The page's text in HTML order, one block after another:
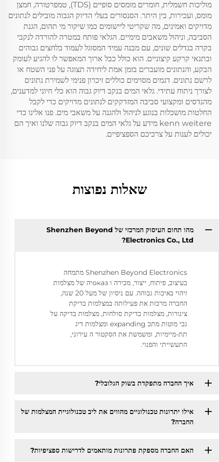
מוליכות חשמלית, חומרים מומסים סופיים (TDS), טמפרטורה, חמצן
מומס, ועכירות, בין היתר. הסנסורים בעלי הדיוק הגבוה מובילים לנתונים
מדויקים ואמינים, מה שקריטי ליישומים כמו שיקור מי תהום, הגנת
הסביבה, וניהול משאבים מימיים. הגלאי פותח במטרה להורדה לנקבי
בקרה בגדלים שונים, עם מבנה עמיד המסוגל לעמוד בלחצים גבוהים
ובתנאי קרקע קיצוניים. הוא כולל כבל ארוך המאפשר לו להגיע לעומק
הבקע, והנתונים מועברים בזמן אמת ליחידה תצוגה על פני השטח או
לרשם נתונים. דגמים מסוימים כוללים זיכרון פנימי לשמירת נתונים
לצורך ניתוח עתידי. גלאי המים בנקב דיוק גבוה הוא כלי חיוני למדענים,
מהנדסים ומקצועי סביבה המזדקקים לנתונים מדויקים כדי לקבל
החלטות מושכלות בנוגע לניהול ולהגנה על משאבי מים. פנו אלינו כדי
kenn weitere מידע על גלאי המים בנקב דיוק גבוה שלנו ואיך הם
יכולים לענות על צרכיכם הספציפיים.
שאלות נפוצות
מהו תחום העיסוק המרכזי של Shenzhen Beyond
Electronics Co., Ltd?
Shenzhen Beyond Electronics מתמחה
בעיצוב, פיתוח, ייצור, מכירה ו оказיה של מצלמות
זיהוי באיכות גבוהה. עם ניסיון של מעל 20 שנה,
החברה מרכזת את פעילותה במצלמות בדיקת
צינורות, מצלמות בדיקת סולחות, מצלמות בדיקה על
גבי מוטות מתכ expanding ומצלמות דיג
תת-מיימיות, ומשמשת את הסקטור ה עירוני,
התעשייתי והפנוי.
איך החברה מתפקדת בשוק הגלובלי?
אילו יתרונות טכנולוגיים מהווים את ליב טכנולוגיית המצלמות של
החברה?
האם החברה מספקת פתרונות מותאמים לדרישות ספציפיות?